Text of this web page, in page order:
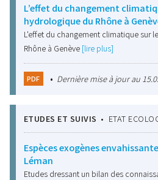
L’effet du changement
hydrologique du Rhône à
L'effet du changement climatique sur
Rhône à Genève [lire plus]
PDF • Dernière mise à jour au
ETUDES ET SUIVIS • ETAT
Espèces exogènes
Léman
Etudes dressant un bilan des